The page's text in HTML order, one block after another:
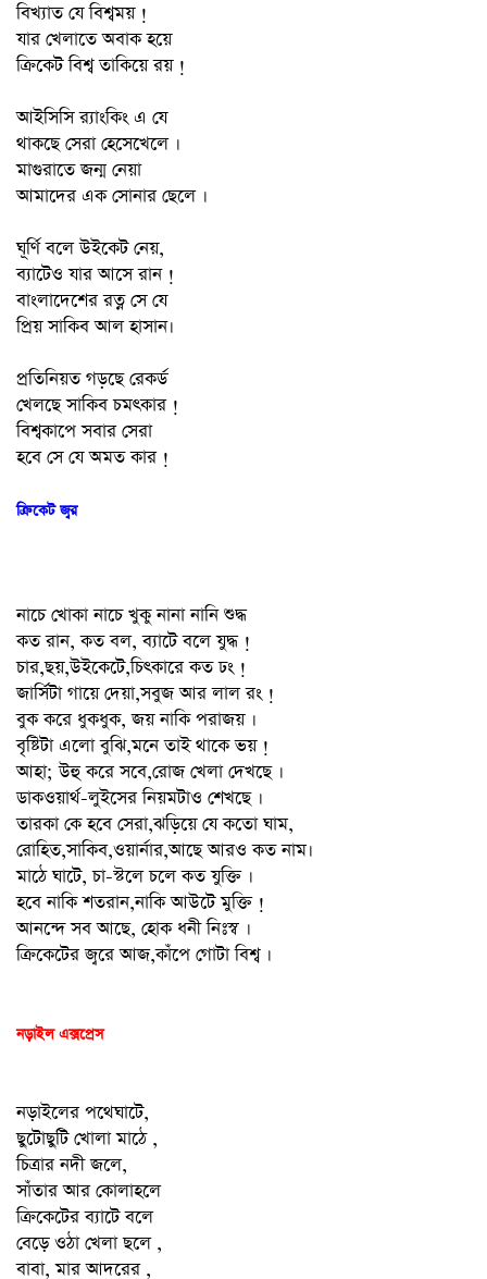
বিখ্যাত যে বিশ্বময় !
যার খেলাতে অবাক হয়ে
ক্রিকেট বিশ্ব তাকিয়ে রয় !
আইসিসি র‍্যাংকিং এ যে
থাকছে সেরা হেসেখেলে ।
মাগুরাতে জন্ম নেয়া
আমাদের এক সোনার ছেলে ।
ঘূর্ণি বলে উইকেট নেয়,
ব্যাটেও যার আসে রান !
বাংলাদেশের রত্ন সে যে
প্রিয় সাকিব আল হাসান।
প্রতিনিয়ত গড়ছে রেকর্ড
খেলছে সাকিব চমৎকার !
বিশ্বকাপে সবার সেরা
হবে সে যে অমত কার !
ক্রিকেট জ্বর
নাচে খোকা নাচে খুকু নানা নানি শুদ্ধ
কত রান, কত বল, ব্যাটে বলে যুদ্ধ !
চার,ছয়,উইকেটে,চিৎকারে কত ঢং !
জার্সিটা গায়ে দেয়া,সবুজ আর লাল রং !
বুক করে ধুকধুক, জয় নাকি পরাজয় ।
বৃষ্টিটা এলো বুঝি,মনে তাই থাকে ভয় !
আহা; উহু করে সবে,রোজ খেলা দেখছে ।
ডাকওয়ার্থ-লুইসের নিয়মটাও শেখছে ।
তারকা কে হবে সেরা,ঝড়িয়ে যে কতো ঘাম,
রোহিত,সাকিব,ওয়ার্নার,আছে আরও কত নাম।
মাঠে ঘাটে, চা-স্টলে চলে কত যুক্তি ।
হবে নাকি শতরান,নাকি আউটে মুক্তি !
আনন্দে সব আছে, হোক ধনী নিঃস্ব ।
ক্রিকেটের জ্বরে আজ,কাঁপে গোটা বিশ্ব ।
নড়াইল এক্সপ্রেস
নড়াইলের পথেঘাটে,
ছুটোছুটি খোলা মাঠে ,
চিত্রার নদী জলে,
সাঁতার আর কোলাহলে
ক্রিকেটের ব্যাটে বলে
বেড়ে ওঠা খেলা ছলে ,
বাবা, মার আদরের ,